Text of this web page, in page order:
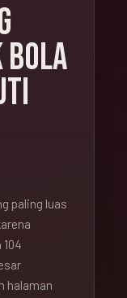
BOLA
paling luas
halaman